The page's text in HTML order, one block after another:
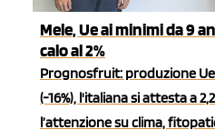
Mele, Ue ai minimi da 9
calo al 2%
Prognosfruit: produzione
(-16%), l'italiana si attesta a
l’attenzione su clima,